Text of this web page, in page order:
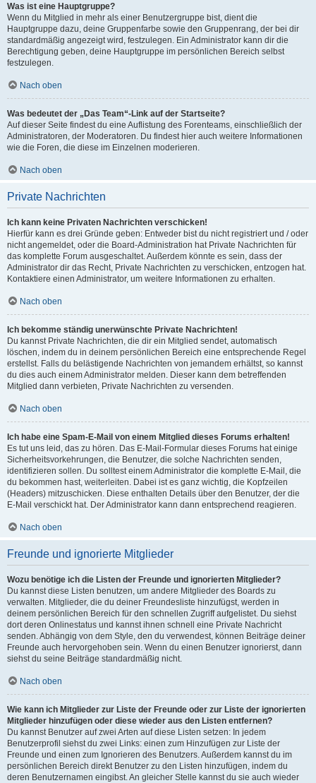
Was ist eine Hauptgruppe?
Wenn du Mitglied in mehr als einer Benutzergruppe bist, dient die
Hauptgruppe dazu, deine Gruppenfarbe sowie den Gruppenrang, der bei dir
standardmäßig angezeigt wird, festzulegen. Ein Administrator kann dir die
Berechtigung geben, deine Hauptgruppe im persönlichen Bereich selbst
festzulegen.
Nach oben
Was bedeutet der „Das Team“-Link auf der Startseite?
Auf dieser Seite findest du eine Auflistung des Forenteams, einschließlich der
Administratoren, der Moderatoren. Du findest hier auch weitere Informationen
wie die Foren, die diese im Einzelnen moderieren.
Nach oben
Private Nachrichten
Ich kann keine Privaten Nachrichten verschicken!
Hierfür kann es drei Gründe geben: Entweder bist du nicht registriert und / oder
nicht angemeldet, oder die Board-Administration hat Private Nachrichten für
das komplette Forum ausgeschaltet. Außerdem könnte es sein, dass der
Administrator dir das Recht, Private Nachrichten zu verschicken, entzogen hat.
Kontaktiere einen Administrator, um weitere Informationen zu erhalten.
Nach oben
Ich bekomme ständig unerwünschte Private Nachrichten!
Du kannst Private Nachrichten, die dir ein Mitglied sendet, automatisch
löschen, indem du in deinem persönlichen Bereich eine entsprechende Regel
erstellst. Falls du belästigende Nachrichten von jemandem erhältst, so kannst
du dies auch einem Administrator melden. Dieser kann dem betreffenden
Mitglied dann verbieten, Private Nachrichten zu versenden.
Nach oben
Ich habe eine Spam-E-Mail von einem Mitglied dieses Forums erhalten!
Es tut uns leid, das zu hören. Das E-Mail-Formular dieses Forums hat einige
Sicherheitsvorkehrungen, die Benutzer, die solche Nachrichten senden,
identifizieren sollen. Du solltest einem Administrator die komplette E-Mail, die
du bekommen hast, weiterleiten. Dabei ist es ganz wichtig, die Kopfzeilen
(Headers) mitzuschicken. Diese enthalten Details über den Benutzer, der die
E-Mail verschickt hat. Der Administrator kann dann entsprechend reagieren.
Nach oben
Freunde und ignorierte Mitglieder
Wozu benötige ich die Listen der Freunde und ignorierten Mitglieder?
Du kannst diese Listen benutzen, um andere Mitglieder des Boards zu
verwalten. Mitglieder, die du deiner Freundesliste hinzufügst, werden in
deinem persönlichen Bereich für den schnellen Zugriff aufgelistet. Du siehst
dort deren Onlinestatus und kannst ihnen schnell eine Private Nachricht
senden. Abhängig von dem Style, den du verwendest, können Beiträge deiner
Freunde auch hervorgehoben sein. Wenn du einen Benutzer ignorierst, dann
siehst du seine Beiträge standardmäßig nicht.
Nach oben
Wie kann ich Mitglieder zur Liste der Freunde oder zur Liste der ignorierten
Mitglieder hinzufügen oder diese wieder aus den Listen entfernen?
Du kannst Benutzer auf zwei Arten auf diese Listen setzen: In jedem
Benutzerprofil siehst du zwei Links: einen zum Hinzufügen zur Liste der
Freunde und einen zum Ignorieren des Benutzers. Außerdem kannst du im
persönlichen Bereich direkt Benutzer zu den Listen hinzufügen, indem du
deren Benutzernamen eingibst. An gleicher Stelle kannst du sie auch wieder